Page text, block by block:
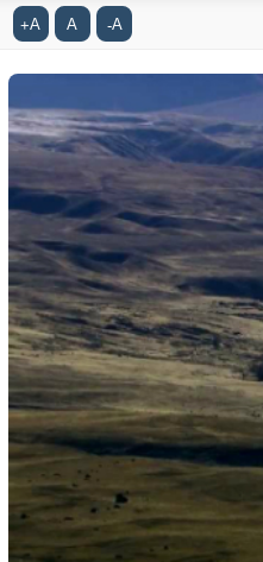
A
-
A
A
+